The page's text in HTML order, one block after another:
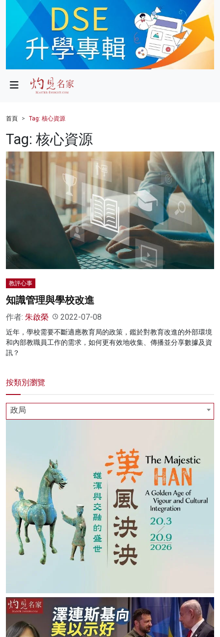
政局
財經
健康
商業
灼見活動
首頁 Tag: 核心資源
Tag: 核心資源
教評心事
知識管理與學校改進
作者: 朱啟榮 2022-07-08
近年，學校需要不斷適應教育局的政策，鑑於對教育改進的外部環境
和內部教職員工作的需求，如何更有效地收集、傳播並分享數據及資
訊？
按類別瀏覽
政局